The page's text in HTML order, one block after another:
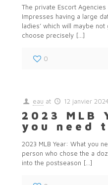
The private Escort
Impresses having a large
ladies’ which will maybe
choose precisely[…]
0
eau at 12 janvier 2024
2023 MLB
you need
2023 MLB Year: What you
person who chose the a
into the postseason […]